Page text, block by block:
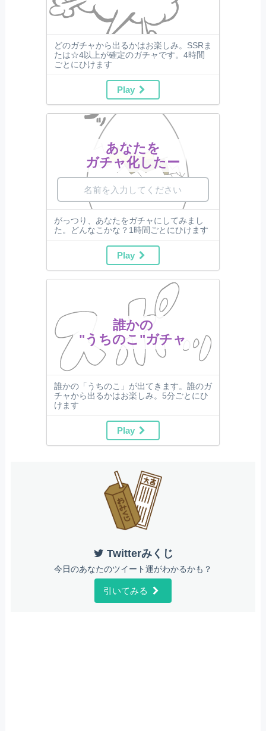
どのガチャから出るかはお楽しみ。SSRま
たは☆4以上が確定のガチャです。4時間
ごとにひけます
Play
あなたを
ガチャ化したー
がっつり、あなたをガチャにしてみまし
た。どんなこかな？1時間ごとにひけます
Play
誰かの
"うちのこ"ガチャ
誰かの「うちのこ」が出てきます。誰のガ
チャから出るかはお楽しみ。5分ごとにひ
けます
Play
Twitterみくじ
今日のあなたのツイート運がわかるかも？
引いてみる